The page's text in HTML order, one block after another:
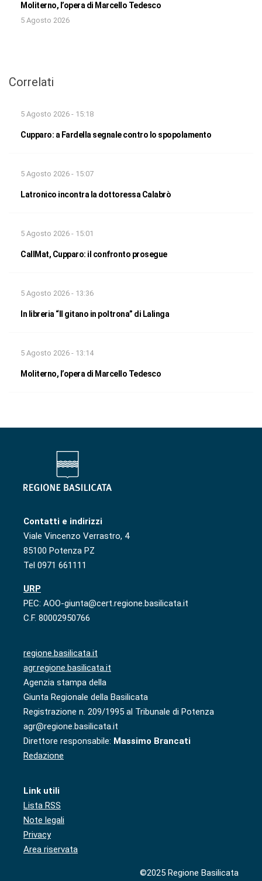
Moliterno, l’opera di Marcello Tedesco
5 Agosto 2026
Correlati
5 Agosto 2026 - 15:18
Cupparo: a Fardella segnale contro lo spopolamento
5 Agosto 2026 - 15:07
Latronico incontra la dottoressa Calabrò
5 Agosto 2026 - 15:01
CallMat, Cupparo: il confronto prosegue
5 Agosto 2026 - 13:36
In libreria “Il gitano in poltrona” di Lalinga
5 Agosto 2026 - 13:14
Moliterno, l’opera di Marcello Tedesco
Contatti e indirizzi
Viale Vincenzo Verrastro, 4
85100 Potenza PZ
Tel 0971 661111
URP
PEC: AOO-giunta@cert.regione.basilicata.it
C.F. 80002950766
regione.basilicata.it
agr.regione.basilicata.it
Agenzia stampa della
Giunta Regionale della Basilicata
Registrazione n. 209/1995 al Tribunale di Potenza
agr@regione.basilicata.it
Direttore responsabile: Massimo Brancati
Redazione
Link utili
Lista RSS
Note legali
Privacy
Area riservata
©2025 Regione Basilicata